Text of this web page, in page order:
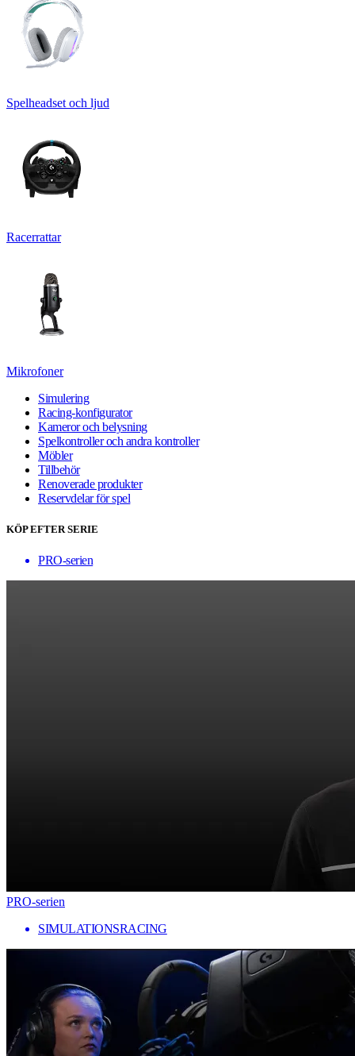
Spelheadset och ljud
Racerrattar
Mikrofoner
Simulering
Racing-konfigurator
Kameror och belysning
Spelkontroller och andra kontroller
Möbler
Tillbehör
Renoverade produkter
Reservdelar för spel
KÖP EFTER SERIE
PRO-serien
PRO-serien
SIMULATIONSRACING